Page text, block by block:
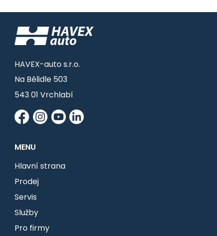
HAVEX-auto s.r.o.
Na Bělidle 503
543 01 Vrchlabí
MENU
Hlavní strana
Prodej
Servis
Služby
Pro firmy